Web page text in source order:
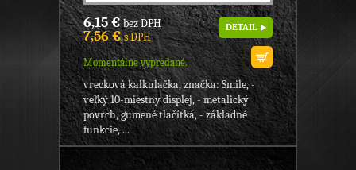
6,15 €bez DPH
7,56 €s DPH
Momentálne vypredané.
DETAIL
vrecková kalkulačka, značka: Smile, -
veľký 10-miestny displej, - metalický
povrch, gumené tlačítká, - základné
funkcie, ...